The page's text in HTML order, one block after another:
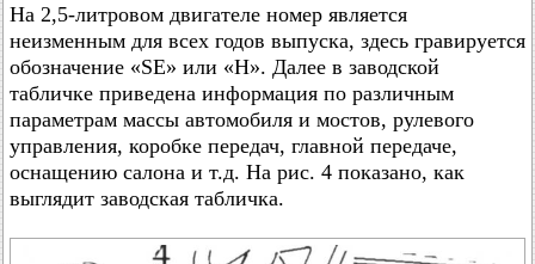
На 2,5-литровом двигателе номер является
неизменным для всех годов выпуска, здесь гравируется
обозначение «SE» или «H». Далее в заводской
табличке приведена информация по различным
параметрам массы автомобиля и мостов, рулевого
управления, коробке передач, главной передаче,
оснащению салона и т.д. На рис. 4 показано, как
выглядит заводская табличка.